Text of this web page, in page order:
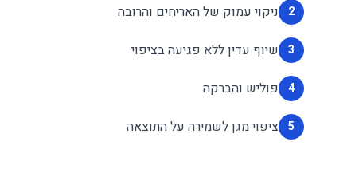
2 ניקוי עמוק של האריחים והרובה
3 שיוף עדין ללא פגיעה בציפוי
4 פוליש והברקה
5 ציפוי מגן לשמירה על התוצאה